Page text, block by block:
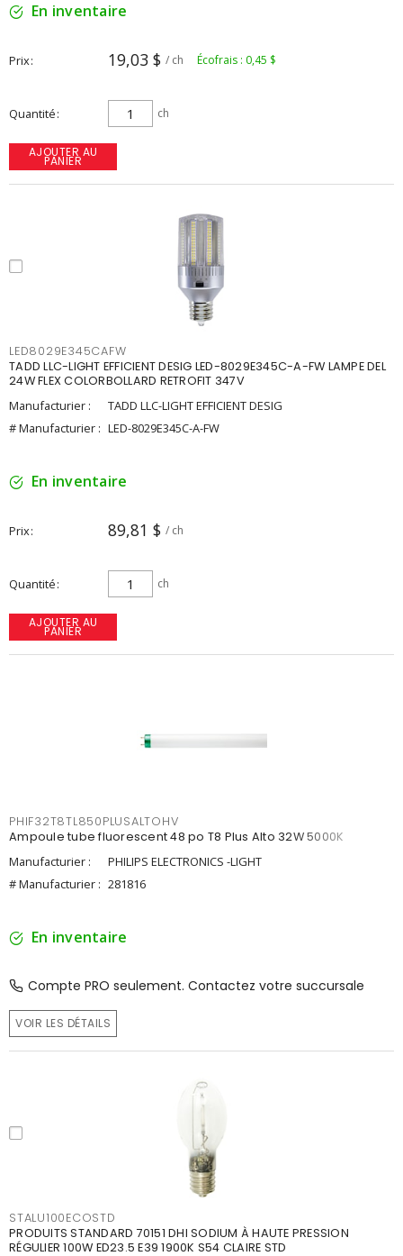
En inventaire
Prix 19,03 $ / ch Écofrais : 0,45 $
Quantité ch
AJOUTER AU
PANIER
LED8029E345CAFW
TADD LLC-LIGHT EFFICIENT DESIG LED-8029E345C-A-FW LAMPE DEL
24W FLEX COLORBOLLARD RETROFIT 347V
Manufacturier :
TADD LLC-LIGHT EFFICIENT DESIG
# Manufacturier : LED-8029E345C-A-FW
En inventaire
Prix 89,81 $ / ch
Quantité ch
AJOUTER AU
PANIER
PHIF32T8TL850PLUSALTOHV
Ampoule tube fluorescent 48 po T8 Plus Alto 32W 5000K
Manufacturier :
PHILIPS ELECTRONICS -LIGHT
# Manufacturier : 281816
En inventaire
Compte PRO seulement. Contactez votre succursale
VOIR LES DÉTAILS
STALU100ECOSTD
PRODUITS STANDARD 70151 DHI SODIUM À HAUTE PRESSION
RÉGULIER 100W ED23.5 E39 1900K S54 CLAIRE STD